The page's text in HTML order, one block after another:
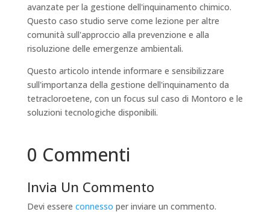
avanzate per la gestione dell'inquinamento chimico.
Questo caso studio serve come lezione per altre
comunità sull'approccio alla prevenzione e alla
risoluzione delle emergenze ambientali.
Questo articolo intende informare e sensibilizzare
sull'importanza della gestione dell'inquinamento da
tetracloroetene, con un focus sul caso di Montoro e le
soluzioni tecnologiche disponibili.
0 Commenti
Invia Un Commento
Devi essere connesso per inviare un commento.